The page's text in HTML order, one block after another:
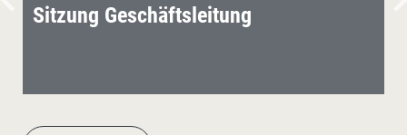
Sitzung Geschäftsleitung